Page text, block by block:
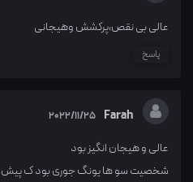
عالی بی نقص،پرکشش وهیجانی
پاسخ
Farah
2022/11/25
عالی و هیجان انگیز بود
شخصیت سو ها یونگ جوری بود ک پیش